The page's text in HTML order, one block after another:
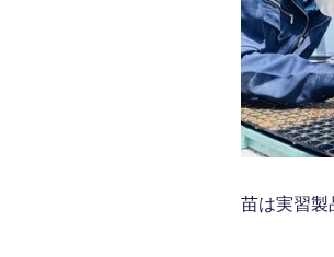
苗は実習製